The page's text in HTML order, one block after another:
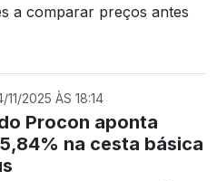
a comparar preços antes
2025 ÀS 18:14
Procon aponta
na cesta básica